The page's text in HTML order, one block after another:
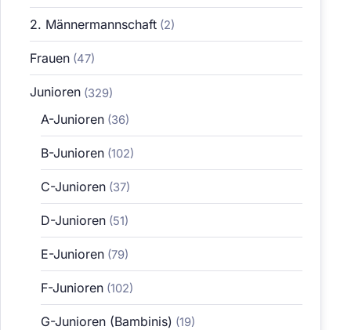
2. Männermannschaft(2)
Frauen(47)
Junioren(329)
A-Junioren (36)
B-Junioren (102)
C-Junioren (37)
D-Junioren (51)
E-Junioren (79)
F-Junioren (102)
G-Junioren (Bambinis) (19)